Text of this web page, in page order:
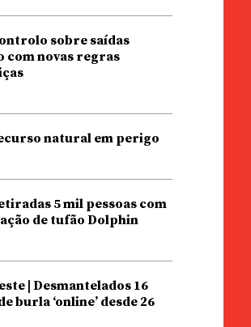
sobre saídas
com novas regras
natural em perigo
5 mil pessoas com
de tufão Dolphin
| Desmantelados 16
burla ‘online’ desde 26